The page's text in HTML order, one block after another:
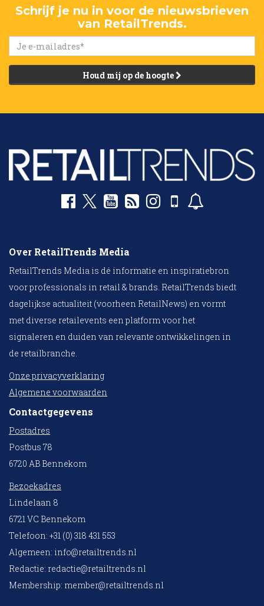
Schrijf je nu in voor de nieuwsbrieven
van RetailTrends.
Houd mij op de hoogte
Over RetailTrends Media
RetailTrends Media is dé informatie en inspiratiebron
voor professionals in retail & brands. RetailTrends biedt
dagelijkse actualiteit (voorheen RetailNews) en vormt
met diverse retailevents een platform voor het
signaleren en duiden van relevante ontwikkelingen in
de retailbranche.
Onze privacyverklaring
Algemene voorwaarden
Contactgegevens
Postadres
Postbus 78
6720 AB Bennekom
Bezoekadres
Lindelaan 8
6721 VC Bennekom
Telefoon: +31 (0) 318 431 553
Algemeen: info@retailtrends.nl
Redactie: redactie@retailtrends.nl
Membership: member@retailtrends.nl